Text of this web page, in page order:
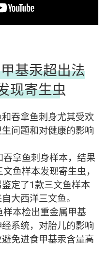
基汞超出法
身发现寄生虫
吞拿鱼刺身尤其受欢
问题和对健康的影响
拿鱼刺身样本，结果
鱼样本发现寄生虫，
定了1款三文鱼样本
大西洋三文鱼。
本检出重金属甲基
系统，对胎儿的影响
免进食甲基汞含量高